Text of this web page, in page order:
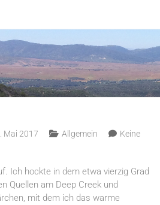
Mai 2017 Allgemein
Keine
Ich hockte in dem etwa vierzig Grad
Quellen am Deep Creek und
mit dem ich das warme